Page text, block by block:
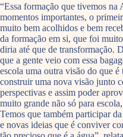
“Essa formação que tivemos
momentos importantes, o
muito bem acolhidos e bem
da formação em si, que foi
diria até que de transformação.
que a gente veio com essa
escola uma outra visão do que
construir uma nova visão junto
perspectivas e assim poder
muito grande não só para
Temos que também participar
e novas ideias que é conviver